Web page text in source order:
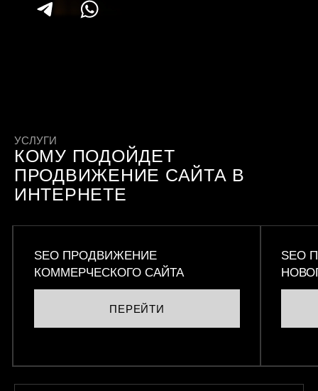
УСЛУГИ
КОМУ ПОДОЙДЕТ
ПРОДВИЖЕНИЕ САЙТА В
ИНТЕРНЕТЕ
SEO ПРОДВИЖЕНИЕ
КОММЕРЧЕСКОГО САЙТА
ПЕРЕЙТИ
SEO